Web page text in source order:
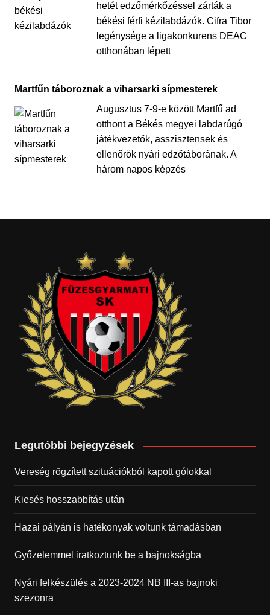
hetét edzőmérkőzéssel zárták a
békési férfi kézilabdázók. Cifra Tibor
legénysége a ligakonkurens DEAC
otthonában lépett
Martfűn táboroznak a viharsarki sípmesterek
Augusztus 7-9-e között Martfű ad
otthont a Békés megyei labdarúgó
játékvezetők, asszisztensek és
ellenőrök nyári edzőtáborának. A
három napos képzés
Legutóbbi bejegyzések
Vereség rögzített szituációkból kapott gólokkal
Kiesés hosszabbítás után
Hazai pályán is hatékonyak voltunk támadásban
Győzelemmel iratkoztunk be a bajnokságba
Nyári felkészülés a 2023-2024 NB III-as bajnoki
szezonra